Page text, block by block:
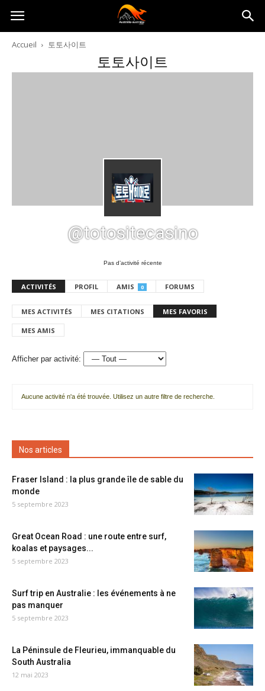
Australia-
australie.com
Accueil 토토사이트
토토사이트
@totositecasino
Pas d’activité récente
ACTIVITÉS PROFIL AMIS 0 FORUMS
MES ACTIVITÉS MES CITATIONS MES FAVORIS
MES AMIS
Afficher par activité:
Aucune activité n'a été trouvée. Utilisez un autre filtre de recherche.
Nos articles
Fraser Island : la plus grande île de sable du
monde
5 septembre 2023
Great Ocean Road : une route entre surf,
koalas et paysages...
5 septembre 2023
Surf trip en Australie : les événements à ne
pas manquer
5 septembre 2023
La Péninsule de Fleurieu, immanquable du
South Australia
12 mai 2023